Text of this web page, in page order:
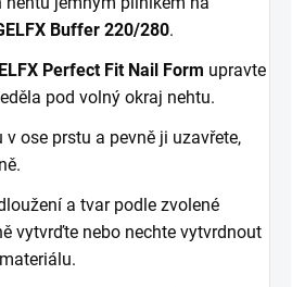
Buffer 220/280.
Perfect Fit Nail Form upravte
pod volný okraj nehtu.
ose prstu a pevně ji uzavřete,
a tvar podle zvolené
vytvrďte nebo nechte vytvrdnout